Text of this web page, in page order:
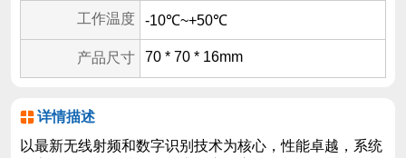
工作温度 -10℃~+50℃
产品尺寸 70 * 70 * 16mm
详情描述
以最新无线射频和数字识别技术为核心，性能卓越，系统